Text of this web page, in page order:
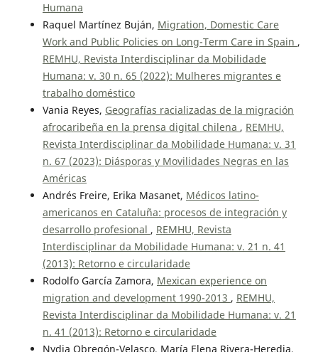
Humana
Raquel Martínez Buján, Migration, Domestic Care
Work and Public Policies on Long-Term Care in Spain ,
REMHU, Revista Interdisciplinar da Mobilidade
Humana: v. 30 n. 65 (2022): Mulheres migrantes e
trabalho doméstico
Vania Reyes, Geografías racializadas de la migración
afrocaribeña en la prensa digital chilena , REMHU,
Revista Interdisciplinar da Mobilidade Humana: v. 31
n. 67 (2023): Diásporas y Movilidades Negras en las
Américas
Andrés Freire, Erika Masanet, Médicos latino-
americanos en Cataluña: procesos de integración y
desarrollo profesional , REMHU, Revista
Interdisciplinar da Mobilidade Humana: v. 21 n. 41
(2013): Retorno e circularidade
Rodolfo García Zamora, Mexican experience on
migration and development 1990-2013 , REMHU,
Revista Interdisciplinar da Mobilidade Humana: v. 21
n. 41 (2013): Retorno e circularidade
Nydia Obregón-Velasco, María Elena Rivera-Heredia,